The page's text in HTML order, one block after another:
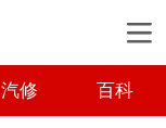
汽修 百科